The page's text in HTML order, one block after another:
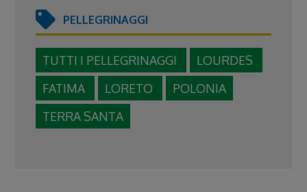
PELLEGRINAGGI
TUTTI I PELLEGRINAGGI
LOURDES
FATIMA
LORETO
POLONIA
TERRA SANTA